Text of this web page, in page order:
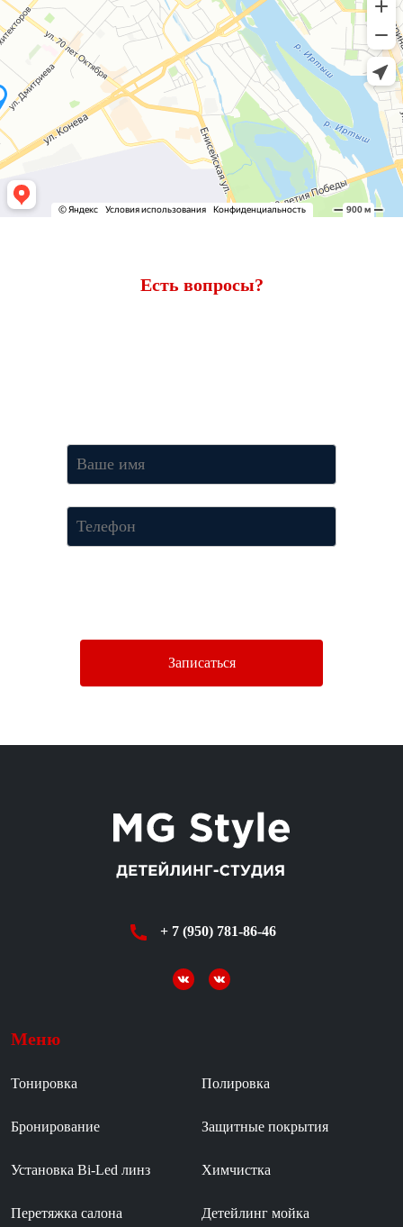
Есть вопросы?
Записаться
+ 7 (950) 781-86-46
Меню
Тонировка Полировка
Бронирование Защитные покрытия
Установка Bi-Led линз Химчистка
Перетяжка салона Детейлинг мойка